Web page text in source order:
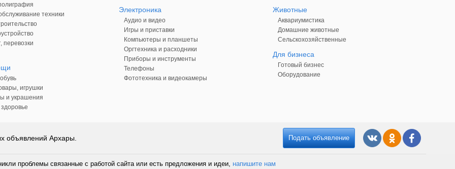
техники
перевозки
игрушки
и украшения
Электроника
Аудио и видео
Игры и приставки
Компьютеры и планшеты
Оргтехника и расходники
Приборы и инструменты
Телефоны
Фототехника и видеокамеры
Животные
Аквариумистика
Домашние животные
Сельскохозяйственные
Для бизнеса
Готовый бизнес
Оборудование
объявлений Архары. Подать объявление
проблемы связанные с работой сайта или есть предложения и идеи, напишите нам